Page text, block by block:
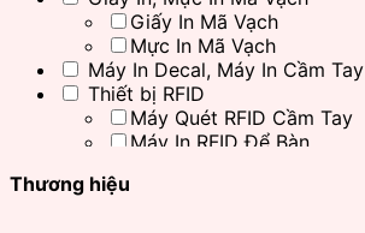
Giấy In Mã Vạch
Mực In Mã Vạch
Máy In Decal, Máy In Cầm Tay
Thiết bị RFID
Máy Quét RFID Cầm Tay
Máy In RFID Để Bàn
Thương hiệu